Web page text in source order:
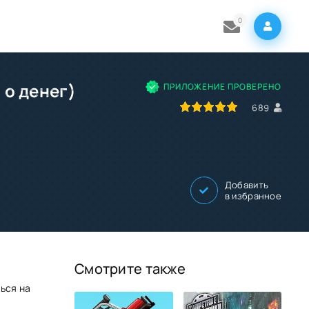
0
денег) ПРИЛОЖЕНИЕ ПРОВЕРЕНО
689
Добавить
в избранное
на
Смотрите также